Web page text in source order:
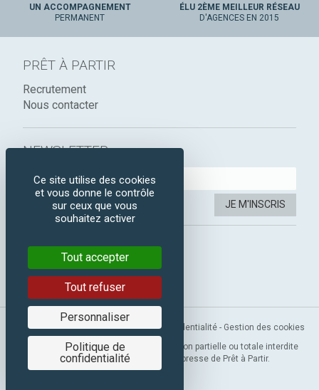
UN ACCOMPAGNEMENT
PERMANENT
ÉLU 2ÈME MEILLEUR RÉSEAU
D'AGENCES EN 2015
PRÊT À PARTIR
Recrutement
Nous contacter
NEWSLETTER :
JE M'INSCRIS
SUIVEZ-NOUS :
Facebook
Instagram
Mentions légales-CGV-Politique de confidentialité - Gestion des cookies
Copyright 2019 © Prêt à Partir. Reproduction partielle ou totale interdite
sans l’autorisation préalable et expresse de Prêt à Partir.
Ce site utilise des cookies
et vous donne le contrôle
sur ceux que vous
souhaitez activer
Tout accepter
Tout refuser
Personnaliser
Politique de
confidentialité